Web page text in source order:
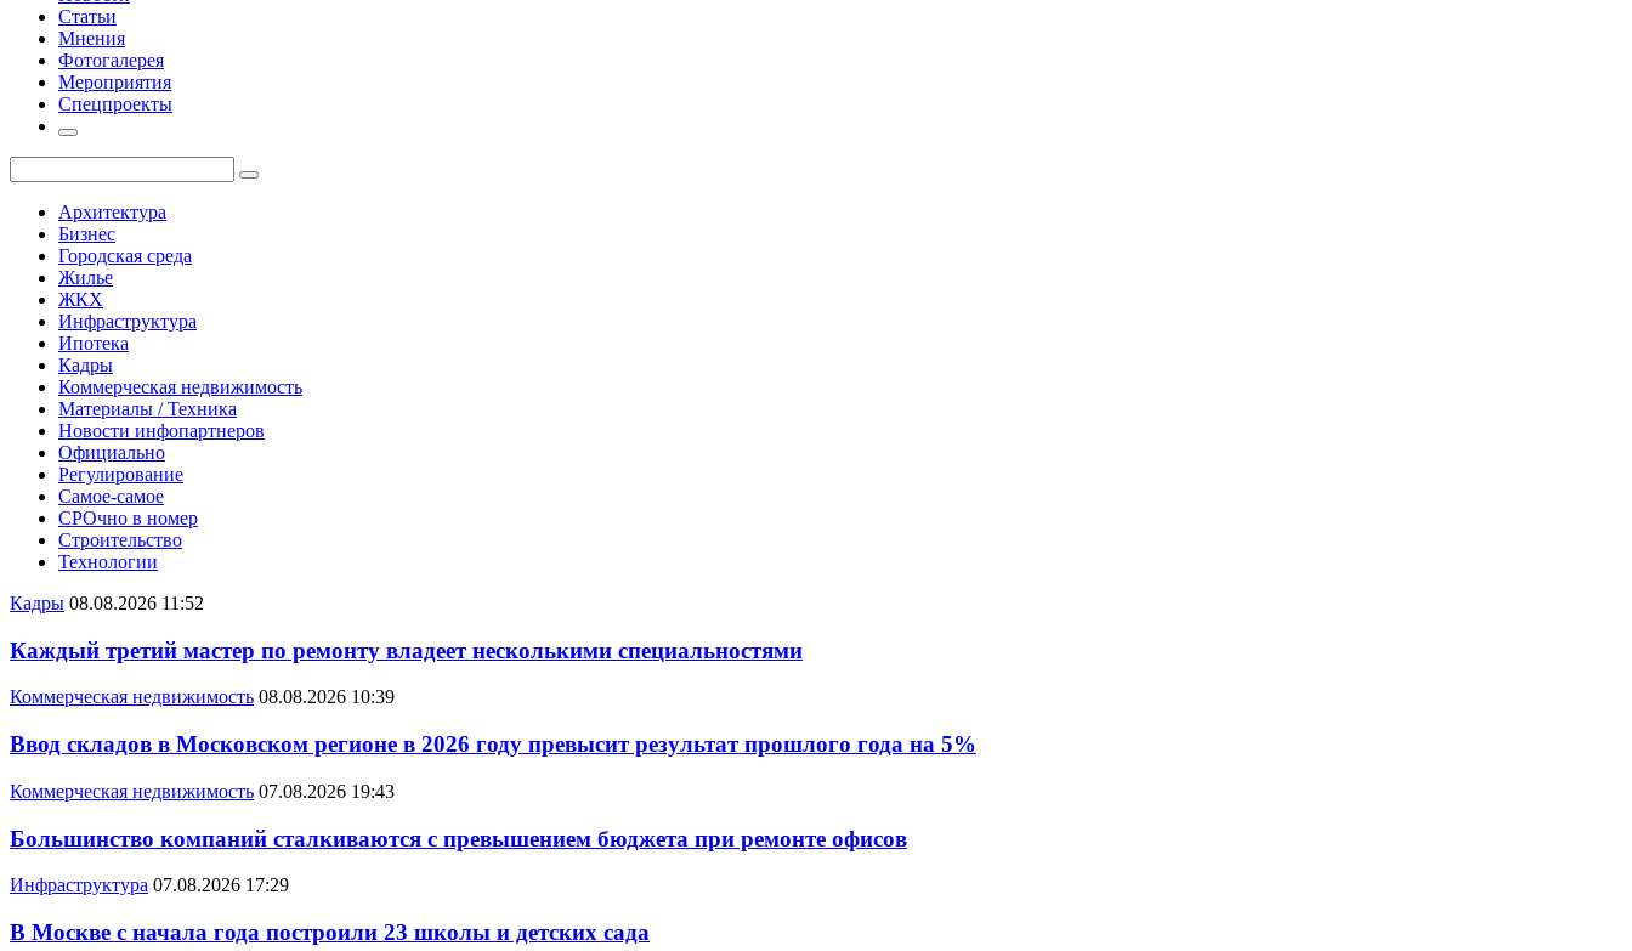
Статьи
Мнения
Фотогалерея
Мероприятия
Спецпроекты
Архитектура
Бизнес
Городская среда
Жилье
ЖКХ
Инфраструктура
Ипотека
Кадры
Коммерческая недвижимость
Материалы / Техника
Новости инфопартнеров
Официально
Регулирование
Самое-самое
СРОчно в номер
Строительство
Технологии
Кадры 08.08.2026 11:52
Каждый третий мастер по ремонту владеет несколькими специальностями
Коммерческая недвижимость 08.08.2026 10:39
Ввод складов в Московском регионе в 2026 году превысит результат прошлого года на 5%
Коммерческая недвижимость 07.08.2026 19:43
Большинство компаний сталкиваются с превышением бюджета при ремонте офисов
Инфраструктура 07.08.2026 17:29
В Москве с начала года построили 23 школы и детских сада